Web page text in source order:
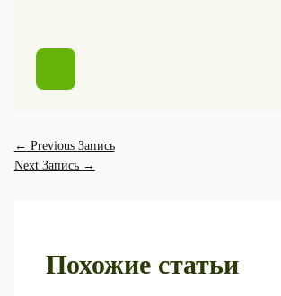
← Previous Запись
Next Запись →
Похожие статьи